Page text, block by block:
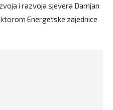
i razvoja sjevera Damjan
Energetske zajednice